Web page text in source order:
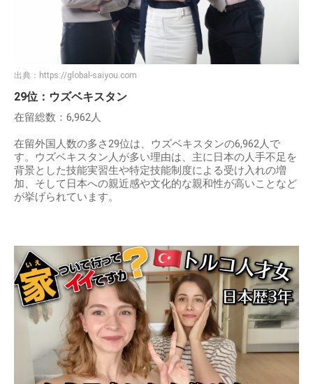
出典： https://global-saiyou.com
29位：ウズベキスタン
在留総数：6,962人
在留外国人数の多さ29位は、ウズベキスタンの6,962人で
す。ウズベキスタン人が多い理由は、主に日本の人手不足を
背景とした技能実習生や特定技能制度による受け入れの増
加、そして日本への親近感や文化的な親和性が高いことなど
が挙げられています。